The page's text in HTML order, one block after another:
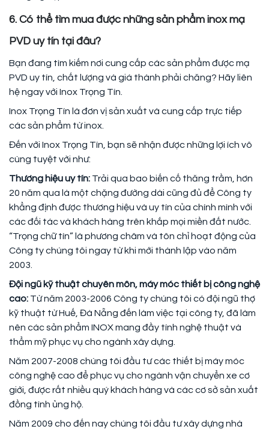
6. Có thể tìm mua được những sản phẩm inox mạ
PVD uy tín tại đâu?
Bạn đang tìm kiếm nơi cung cấp các sản phẩm được mạ
PVD uy tín, chất lượng và giá thành phải chăng? Hãy liên
hệ ngay với Inox Trọng Tín.
Inox Trọng Tín là đơn vị sản xuất và cung cấp trực tiếp
các sản phẩm từ inox.
Đến với Inox Trọng Tín, bạn sẽ nhận được những lợi ích vô
cùng tuyệt vời như:
Thương hiệu uy tín: Trải qua bao biến cố thăng trầm, hơn
20 năm qua là một chặng đường dài cũng đủ để Công ty
khẳng định được thương hiệu và uy tín của chính mình với
các đối tác và khách hàng trên khắp mọi miền đất nước.
“Trọng chữ tín” là phương châm và tôn chỉ hoạt động của
Công ty chúng tôi ngay từ khi mới thành lập vào năm
2003.
Đội ngũ kỹ thuật chuyên môn, máy móc thiết bị công nghệ
cao: Từ năm 2003-2006 Công ty chúng tôi có đội ngũ thợ
kỹ thuật từ Huế, Đà Nẵng đến làm việc tại công ty, đã làm
nên các sản phẩm INOX mang đầy tính nghệ thuật và
thẩm mỹ phục vụ cho ngành xây dựng.
Năm 2007-2008 chúng tôi đầu tư các thiết bị máy móc
công nghệ cao để phục vụ cho ngành vận chuyển xe cơ
giới, được rất nhiều quý khách hàng và các cơ sở sản xuất
đồng tình ủng hộ.
Năm 2009 cho đến nay chúng tôi đầu tư xây dựng nhà